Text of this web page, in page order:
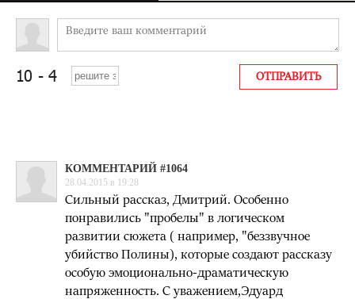
КОММЕНТАРИЙ #1064
28.04.2015 в 19:28
Сильный рассказ, Дмитрий. Особенно
понравились "пробелы" в логическом
развитии сюжета ( например, "беззвучное
убийство Полины), которые создают рассказу
особую эмоционально-драматическую
напряженность. С уважением,Эдуард